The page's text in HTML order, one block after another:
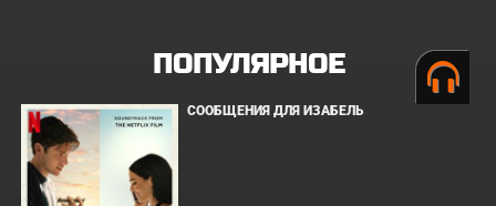
ПОПУЛЯРНОЕ
СООБЩЕНИЯ ДЛЯ ИЗАБЕЛЬ